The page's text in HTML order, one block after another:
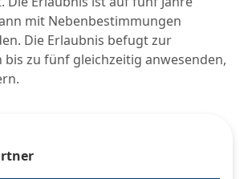
mit Nebenbestimmungen
Die Erlaubnis befugt zur
bis zu fünf gleichzeitig anwesenden,